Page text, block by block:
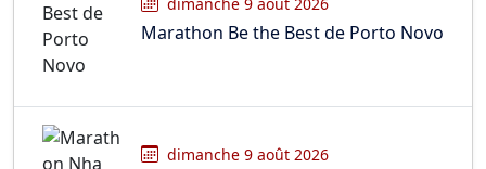
Marathon Be the Best de Porto Novo
dimanche 9 août 2026